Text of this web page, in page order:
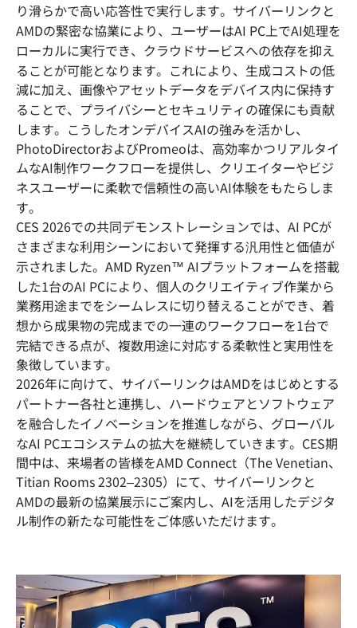
り滑らかで高い応答性で実行します。サイバーリンクと
AMDの緊密な協業により、ユーザーはAI PC上でAI処理を
ローカルに実行でき、クラウドサービスへの依存を抑え
ることが可能となります。これにより、生成コストの低
減に加え、画像やアセットデータをデバイス内に保持す
ることで、プライバシーとセキュリティの確保にも貢献
します。こうしたオンデバイスAIの強みを活かし、
PhotoDirectorおよびPromeoは、高効率かつリアルタイ
ムなAI制作ワークフローを提供し、クリエイターやビジ
ネスユーザーに柔軟で信頼性の高いAI体験をもたらしま
す。
CES 2026での共同デモンストレーションでは、AI PCが
さまざまな利用シーンにおいて発揮する汎用性と価値が
示されました。AMD Ryzen™ AIプラットフォームを搭載
した1台のAI PCにより、個人のクリエイティブ作業から
業務用途までをシームレスに切り替えることができ、着
想から成果物の完成までの一連のワークフローを1台で
完結できる点が、複数用途に対応する柔軟性と実用性を
象徴しています。
2026年に向けて、サイバーリンクはAMDをはじめとする
パートナー各社と連携し、ハードウェアとソフトウェア
を融合したイノベーションを推進しながら、グローバル
なAI PCエコシステムの拡大を継続していきます。CES期
間中は、来場者の皆様をAMD Connect（The Venetian、
Titian Rooms 2302–2305）にて、サイバーリンクと
AMDの最新の協業展示にご案内し、AIを活用したデジタ
ル制作の新たな可能性をご体感いただけます。